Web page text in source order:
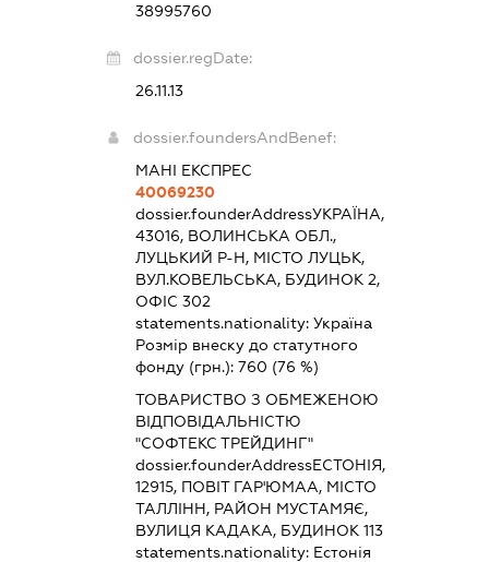
38995760
dossier.regDate:
26.11.13
dossier.foundersAndBenef:
МАНІ ЕКСПРЕС
40069230
dossier.founderAddressУКРАЇНА,
43016, ВОЛИНСЬКА ОБЛ.,
ЛУЦЬКИЙ Р-Н, МІСТО ЛУЦЬК,
ВУЛ.КОВЕЛЬСЬКА, БУДИНОК 2,
ОФІС 302
statements.nationality: Україна
Розмір внеску до статутного
фонду (грн.): 760 (76 %)
ТОВАРИСТВО З ОБМЕЖЕНОЮ
ВІДПОВІДАЛЬНІСТЮ
"СОФТЕКС ТРЕЙДИНГ"
dossier.founderAddressЕСТОНІЯ,
12915, ПОВІТ ГАР'ЮМАА, МІСТО
ТАЛЛІНН, РАЙОН МУСТАМЯЄ,
ВУЛИЦЯ КАДАКА, БУДИНОК 113
statements.nationality: Естонія